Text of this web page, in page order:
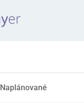
Naplánované